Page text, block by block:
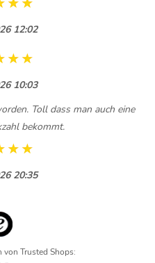
12:02
10:03
Toll dass man auch eine
bekommt.
20:35
Trusted Shops: